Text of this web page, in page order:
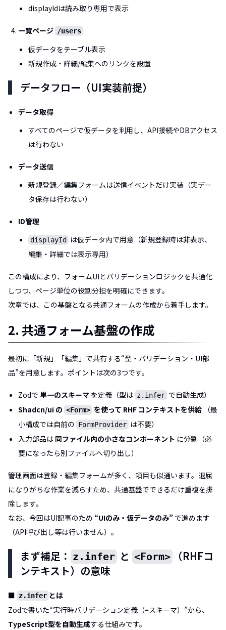
displayIdは読み取り専用で表示
一覧ページ /users
仮データをテーブル表示
新規作成・詳細/編集へのリンクを設置
データフロー（UI実装前提）
データ取得
すべてのページで仮データを利用し、API接続やDBアクセス
は行わない
データ送信
新規登録／編集フォームは送信イベントだけ実装（実デー
タ保存は行わない）
ID管理
displayId
は仮データ内で用意（新規登録時は非表示、
編集・詳細では表示専用）
この構成により、フォームUIとバリデーションロジックを共通化
しつつ、ページ単位の役割分担を明確にできます。
次章では、この基盤となる共通フォームの作成から着手します。
2. 共通フォーム基盤の作成
最初に「新規」「編集」で共有する“型・バリデーション・UI部
品”を用意します。ポイントは次の3つです。
Zodで 単一のスキーマ を定義（型は z.infer で自動生成）
Shadcn/ui の <Form> を使って RHF コンテキストを供給 （最
小構成では自前の FormProvider は不要）
入力部品は 同ファイル内の小さなコンポーネント に分割（必
要になったら別ファイルへ切り出し）
管理画面は登録・編集フォームが多く、項目も似通います。退屈
になりがちな作業を減らすため、共通基盤でできるだけ重複を排
除します。
なお、今回はUI記事のため “UIのみ・仮データのみ” で進めます
（API呼び出し等は行いません）。
まず補足： z.infer と <Form>
（RHFコ
ンテキスト）の意味
■ z.infer とは
Zodで書いた“実行時バリデーション定義（=スキーマ）”から、
TypeScript型を自動生成する仕組みです。